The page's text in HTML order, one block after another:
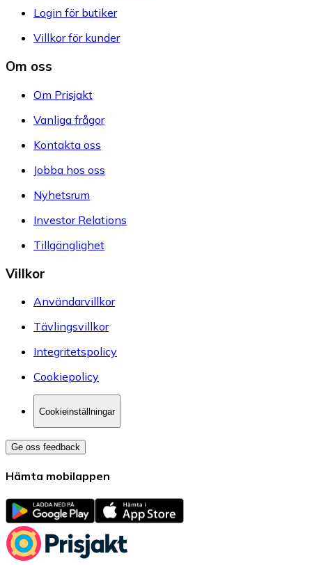
Login för butiker
Villkor för kunder
Om oss
Om Prisjakt
Vanliga frågor
Kontakta oss
Jobba hos oss
Nyhetsrum
Investor Relations
Tillgänglighet
Villkor
Användarvillkor
Tävlingsvillkor
Integritetspolicy
Cookiepolicy
Cookieinställningar
Ge oss feedback
Hämta mobilappen